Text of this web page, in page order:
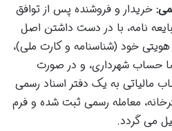
خریدار و فروشنده پس از توافق
نامه، با در دست داشتن اصل
خود (شناسنامه و کارت ملی)،
حساب شهرداری، و در صورت
مالیاتی به یک دفتر اسناد رسمی
معامله رسمی ثبت شده و فرم
می گردد.